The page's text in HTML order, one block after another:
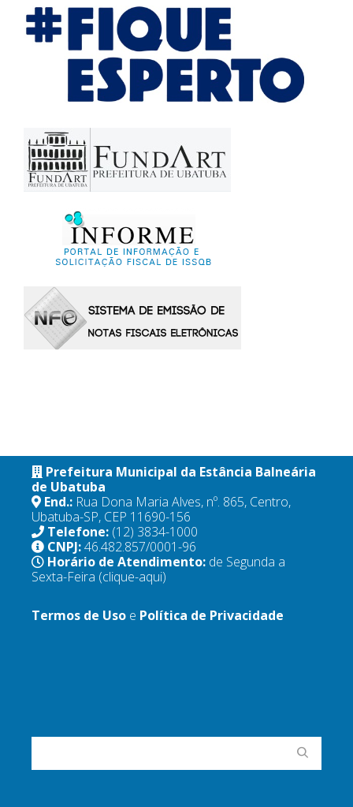
Prefeitura Municipal da Estância Balneária
de Ubatuba
End.: Rua Dona Maria Alves, nº. 865, Centro,
Ubatuba-SP, CEP 11690-156
Telefone: (12) 3834-1000
CNPJ:46.482.857/0001-96
Horário de Atendimento: de Segunda a
Sexta-Feira (clique-aqui)
Termos de Uso e Política de Privacidade